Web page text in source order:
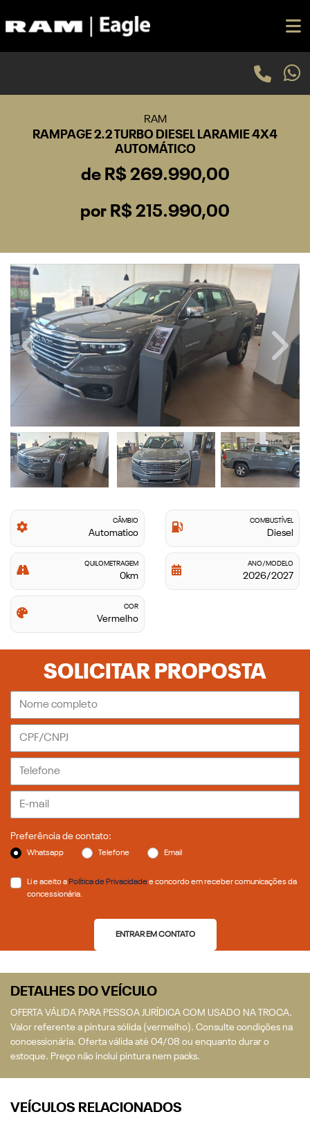
RAM
RAMPAGE 2.2 TURBO DIESEL LARAMIE 4X4
AUTOMÁTICO
de R$ 269.990,00
por R$ 215.990,00
Previous Next
CÂMBIO
Automatico
COMBUSTÍVEL
Diesel
QUILOMETRAGEM
0km
ANO/MODELO
2026/2027
COR
Vermelho
SOLICITAR PROPOSTA
Preferência de contato:
Whatsapp Telefone Email
Li e aceito a Política de Privacidadee concordo em receber comunicações da
concessionária.
ENTRAR EM CONTATO
DETALHES DO VEÍCULO
OFERTA VÁLIDA PARA PESSOA JURÍDICA COM USADO NA TROCA.
Valor referente a pintura sólida (vermelho). Consulte condições na
concessionária. Oferta válida até 04/08 ou enquanto durar o
estoque. Preço não inclui pintura nem packs.
VEÍCULOS RELACIONADOS